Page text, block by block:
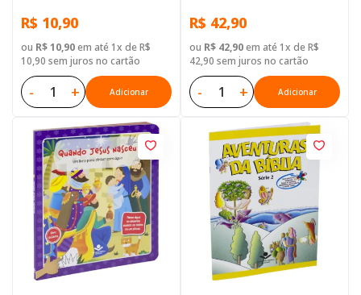
R$ 10,90
ou R$ 10,90em até 1x de R$
10,90 sem juros no cartão
- + Adicionar
R$ 42,90
ou R$ 42,90em até 1x de R$
42,90 sem juros no cartão
- + Adicionar